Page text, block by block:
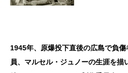
1945年、原爆投下直後の広島で負
員、マルセル・ジュノーの生涯を描